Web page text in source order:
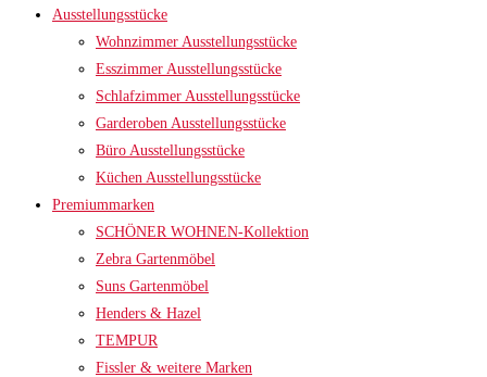
Ausstellungsstücke
Wohnzimmer Ausstellungsstücke
Esszimmer Ausstellungsstücke
Schlafzimmer Ausstellungsstücke
Garderoben Ausstellungsstücke
Büro Ausstellungsstücke
Küchen Ausstellungsstücke
Premiummarken
SCHÖNER WOHNEN-Kollektion
Zebra Gartenmöbel
Suns Gartenmöbel
Henders & Hazel
TEMPUR
Fissler & weitere Marken